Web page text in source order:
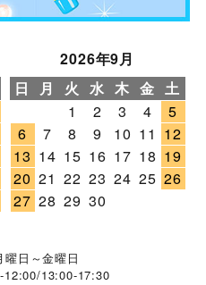
2026年9月
日
月 火 水 木 金 土
1
2 3 4
5
6
7 8 9 10 11 12
13 14 15 16 17 18 19
20 21 22 23 24 25 26
27 28 29 30
曜日～金曜日
12:00/13:00-17:30